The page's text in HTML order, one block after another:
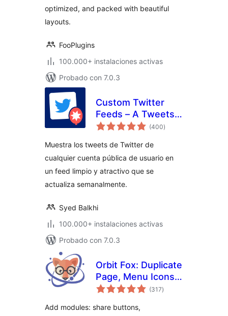
optimized, and packed with beautiful
layouts.
FooPlugins
100.000+ instalaciones activas
Probado con 7.0.3
Custom Twitter
Feeds – A Tweets
Widget or X Feed
(400valoraciones
en
)
Muestra los tweets de Twitter de
cualquier cuenta pública de usuario en
un feed limpio y atractivo que se
actualiza semanalmente.
Syed Balkhi
100.000+ instalaciones activas
Probado con 7.0.3
Orbit Fox: Duplicate
Page, Menu Icons,
SVG Support,
Custom Fonts &
(317valoraciones
en
)
Add modules: share buttons,